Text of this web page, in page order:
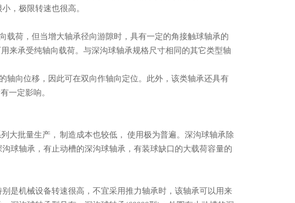
，极限转速也很高。
荷，但当增大轴承径向游隙时，具有一定的角接触球轴承的
来承受纯轴向载荷。与深沟球轴承规格尺寸相同的其它类型轴
向位移，因此可在双向作轴向定位。此外，该类轴承还具有
一定影响。
大批量生产， 制造成本也较低， 使用极为普遍。深沟球轴承除
球轴承，有止动槽的深沟球轴承，有装球缺口的大载荷容量的
是机械设备转速很高，不宜采用推力轴承时，该轴承可以用来